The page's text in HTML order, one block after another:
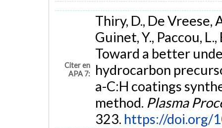
Citer en
APA 7:
Thiry, D., De Vreese,
Guinet, Y., Paccou,
Toward a better
hydrocarbon
a-C:H coatings
method. Plasma
323. https://doi.org/